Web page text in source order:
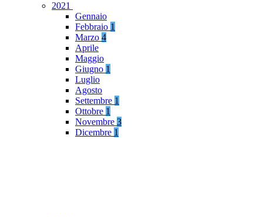
2021
Gennaio
Febbraio 1
Marzo 4
Aprile
Maggio
Giugno 1
Luglio
Agosto
Settembre 1
Ottobre 1
Novembre 3
Dicembre 1